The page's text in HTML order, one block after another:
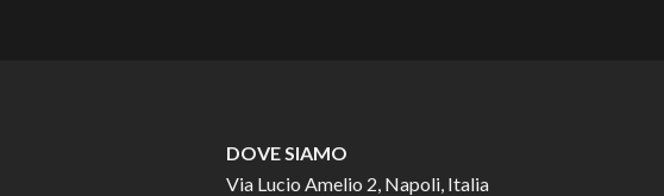
DOVE SIAMO
Via Lucio Amelio 2, Napoli, Italia